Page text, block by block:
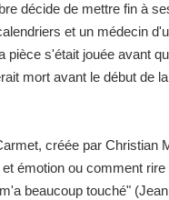
décide de mettre fin à
et un médecin
pièce s'était jouée avant
mort avant le début de
créée par Christian
et émotion ou comment
beaucoup touché"